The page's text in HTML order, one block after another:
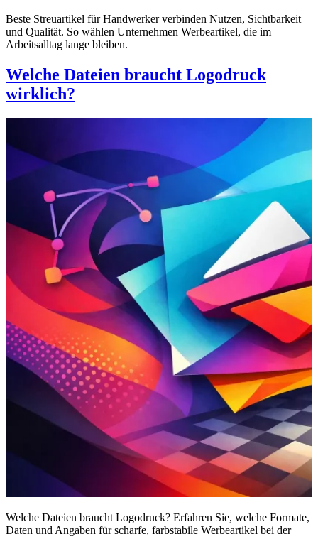
Beste Streuartikel für Handwerker verbinden Nutzen, Sichtbarkeit
und Qualität. So wählen Unternehmen Werbeartikel, die im
Arbeitsalltag lange bleiben.
Welche Dateien braucht Logodruck
wirklich?
Welche Dateien braucht Logodruck? Erfahren Sie, welche Formate,
Daten und Angaben für scharfe, farbstabile Werbeartikel bei der